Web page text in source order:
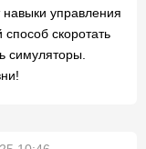
навыки управления
скоротать
симуляторы.